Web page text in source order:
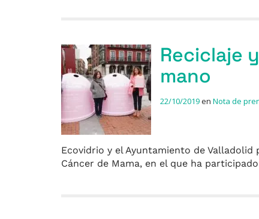
Reciclaje
mano
22/10/2019en Nota de
Ecovidrio y el Ayuntamiento de Valladolid
Cáncer de Mama, en el que ha